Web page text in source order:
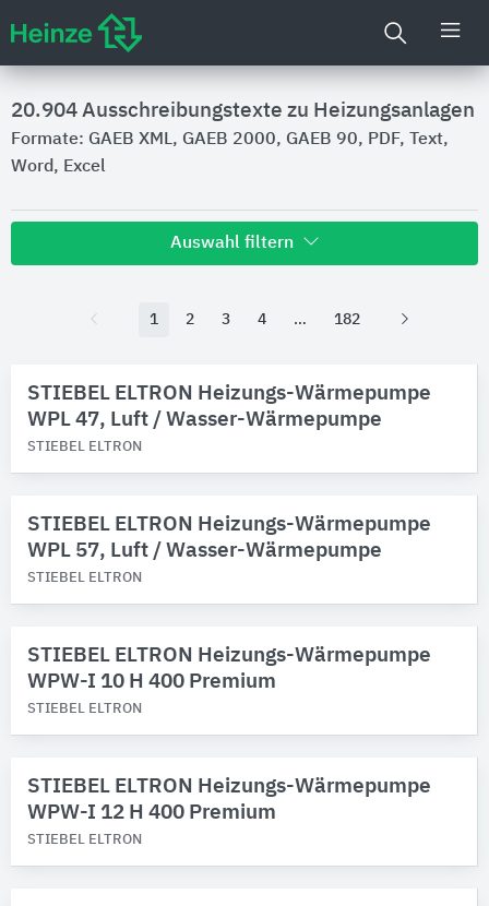
20.904 Ausschreibungstexte zu Heizungsanlagen
Formate: GAEB XML, GAEB 2000, GAEB 90, PDF, Text,
Word, Excel
Auswahl filtern
Oventrop
STIEBEL ELTRON
Busch-Jaeger
Produktkategorie
Funktionsarmaturen
Alle Produktkategorien anzeigen
1 2 3 4 182
STIEBEL ELTRON Heizungs-Wärmepumpe
WPL 47, Luft / Wasser-Wärmepumpe
STIEBEL ELTRON
STIEBEL ELTRON Heizungs-Wärmepumpe
WPL 57, Luft / Wasser-Wärmepumpe
STIEBEL ELTRON
STIEBEL ELTRON Heizungs-Wärmepumpe
WPW-I 10 H 400 Premium
STIEBEL ELTRON
STIEBEL ELTRON Heizungs-Wärmepumpe
WPW-I 12 H 400 Premium
STIEBEL ELTRON